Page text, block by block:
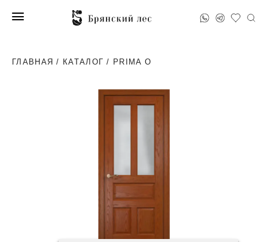
ГЛАВНАЯ / КАТАЛОГ / PRIMA O